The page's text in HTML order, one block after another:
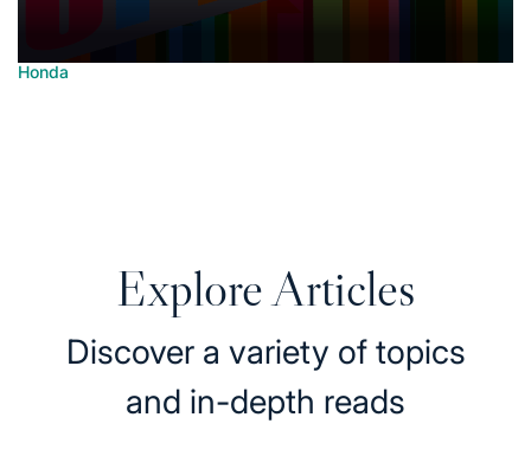
Posted
Honda
Explore Articles
Discover a variety of topics
and in-depth reads